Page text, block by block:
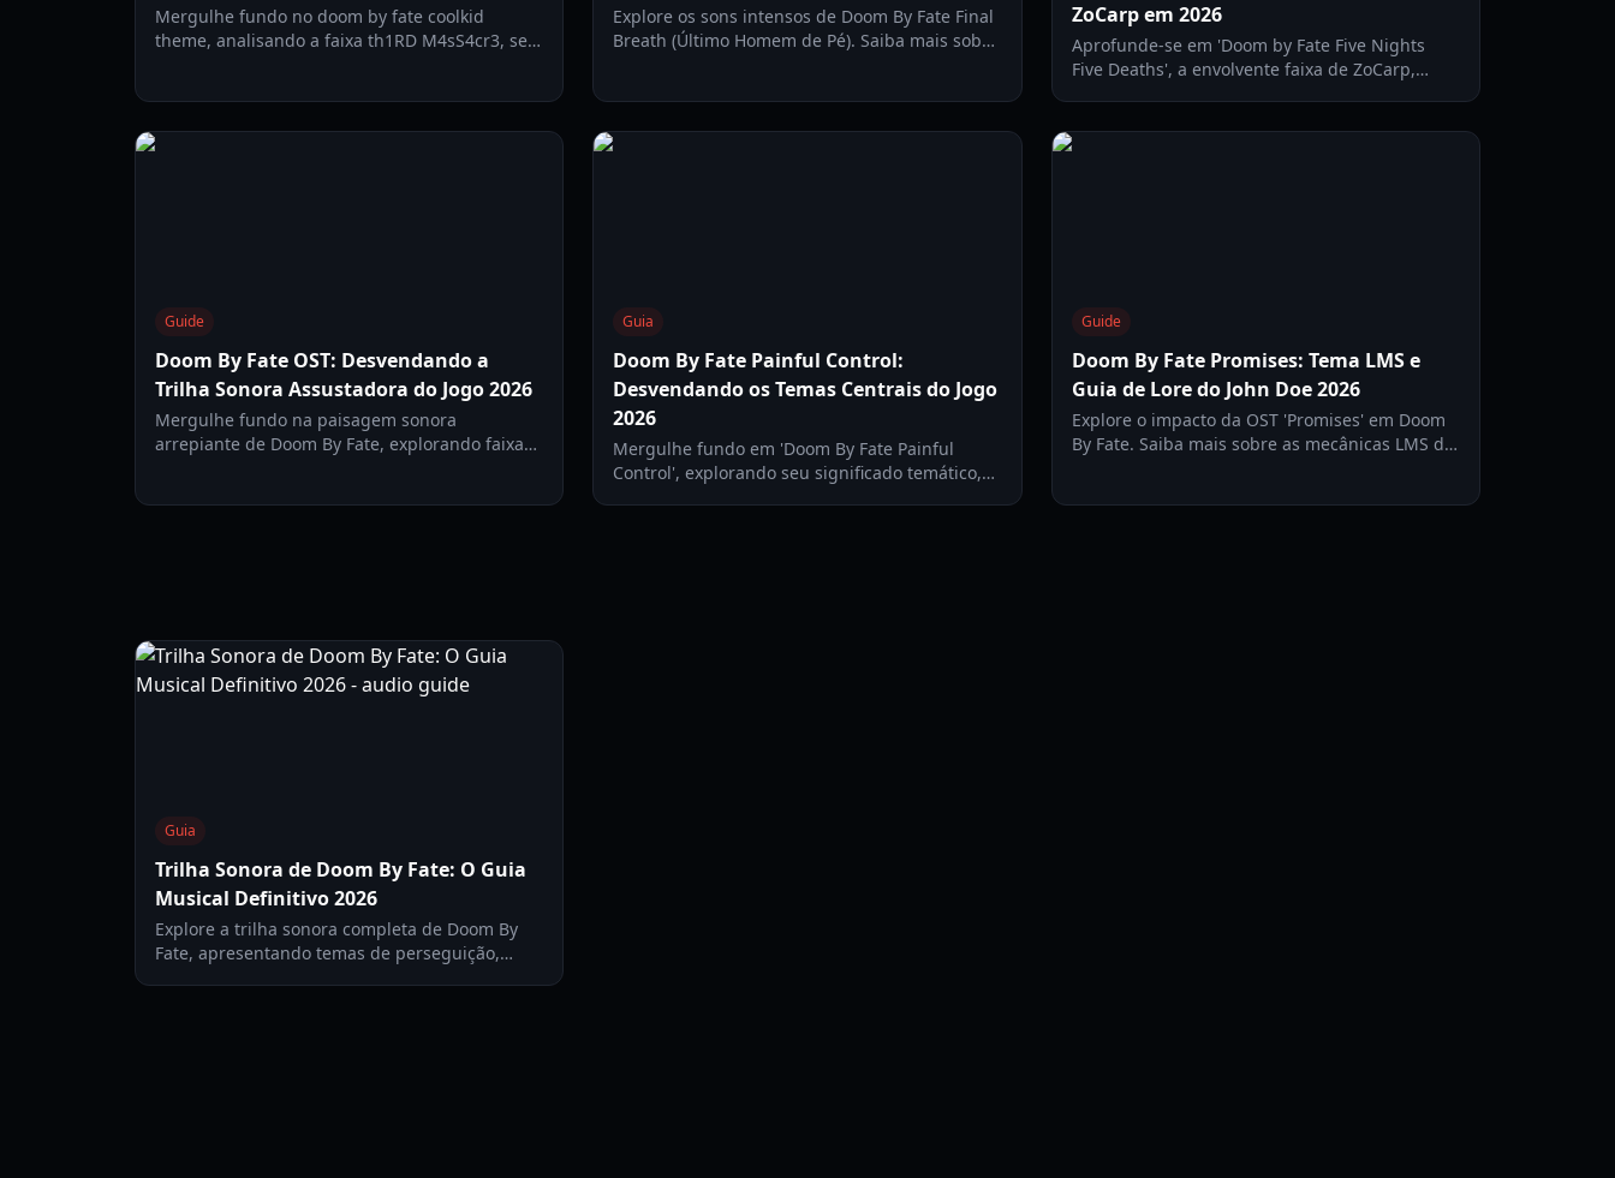
Mergulhe fundo no doom by fate coolkid
theme, analisando a faixa th1RD M4sS4cr3, seu
Explore os sons intensos de Doom By Fate Final
Breath (Último Homem de Pé). Saiba mais sobre
ZoCarp em 2026
Aprofunde-se em 'Doom by Fate Five Nights
Five Deaths', a envolvente faixa de ZoCarp,
Guide
Doom By Fate OST: Desvendando a
Trilha Sonora Assustadora do Jogo 2026
Mergulhe fundo na paisagem sonora
arrepiante de Doom By Fate, explorando faixas
Guia
Doom By Fate Painful Control:
Desvendando os Temas Centrais do Jogo
2026
Mergulhe fundo em 'Doom By Fate Painful
Control', explorando seu significado temático,
Guide
Doom By Fate Promises: Tema LMS e
Guia de Lore do John Doe 2026
Explore o impacto da OST 'Promises' em Doom
By Fate. Saiba mais sobre as mecânicas LMS do
Guia
Trilha Sonora de Doom By Fate: O Guia
Musical Definitivo 2026
Explore a trilha sonora completa de Doom By
Fate, apresentando temas de perseguição,